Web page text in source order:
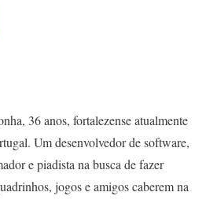
36 anos, fortalezense atualmente
Um desenvolvedor de software,
e piadista na busca de fazer
jogos e amigos caberem na